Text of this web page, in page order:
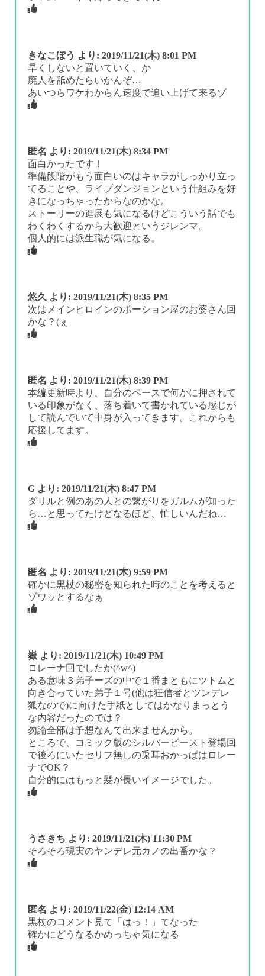
きなこぼう より: 2019/11/21(木) 8:01 PM
早くしないと置いていく、か
廃人を舐めたらいかんぞ…
あいつらワケわからん速度で追い上げて来るゾ
匿名 より: 2019/11/21(木) 8:34 PM
面白かったです！
準備段階がもう面白いのはキャラがしっかり立っ
てることや、ライブダンジョンという仕組みを好
きになっちゃったからなのかな。
ストーリーの進展も気になるけどこういう話でも
わくわくするから大歓迎というジレンマ。
個人的には派生職が気になる。
悠久 より: 2019/11/21(木) 8:35 PM
次はメインヒロインのポーション屋のお婆さん回
かな？(ぇ
匿名 より: 2019/11/21(木) 8:39 PM
本編更新時より、自分のペースで何かに押されて
いる印象がなく、落ち着いて書かれている感じが
して読んでいて中身が入ってきます。これからも
応援してます。
G より: 2019/11/21(木) 8:47 PM
ダリルと例のあの人との繋がりをガルムが知った
ら…と思ってたけどなるほど、忙しいんだね…
匿名 より: 2019/11/21(木) 9:59 PM
確かに黒杖の秘密を知られた時のことを考えると
ゾワッとするなぁ
嶽 より: 2019/11/21(木) 10:49 PM
ロレーナ回でしたか(^w^)
ある意味３弟子ーズの中で１番まともにツトムと
向き合っていた弟子１号(他は狂信者とツンデレ
狐なので)に向けた手紙としてはかなりまっとう
な内容だったのでは？
勿論全部は予想なんて出来ませんから。
ところで、コミック版のシルバービースト登場回
で後ろにいたセリフ無しの兎耳おかっぱはロレー
ナでOK？
自分的にはもっと髪が長いイメージでした。
うさきち より: 2019/11/21(木) 11:30 PM
そろそろ現実のヤンデレ元カノの出番かな？
匿名 より: 2019/11/22(金) 12:14 AM
黒杖のコメント見て「はっ！」てなった
確かにどうなるかめっちゃ気になる